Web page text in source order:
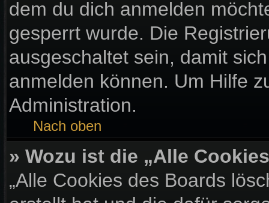
dem du dich anmelden
gesperrt wurde. Die
ausgeschaltet sein, damit
anmelden können. Um Hilfe
Administration.
Nach oben
» Wozu ist die „Alle
„Alle Cookies des Boards